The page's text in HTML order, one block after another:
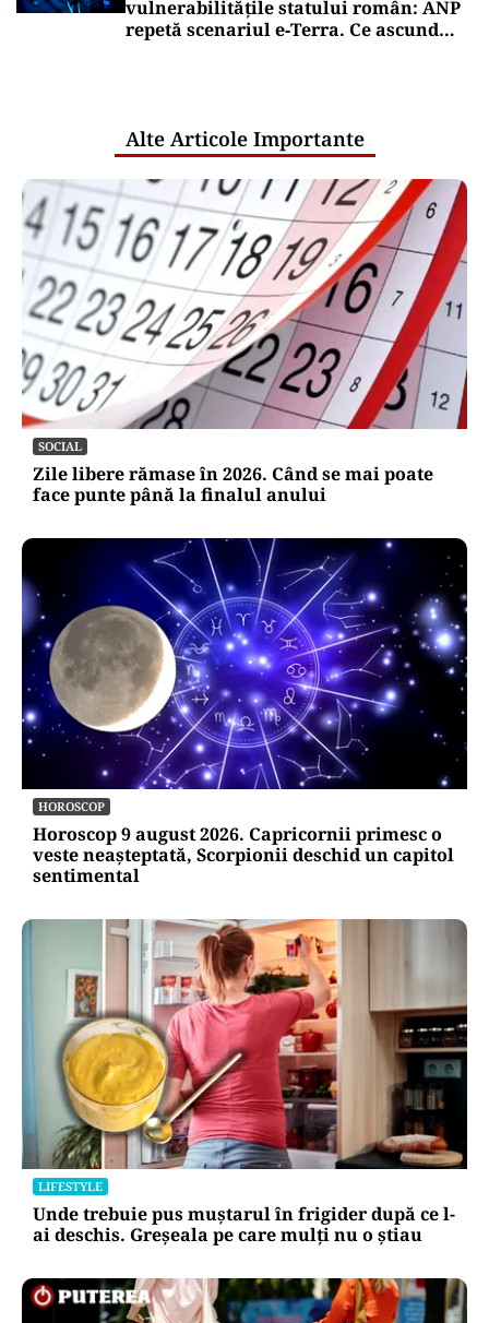
vulnerabilitățile statului român: ANP
repetă scenariul e‑Terra. Ce ascund
Alte Articole Importante
SOCIAL
Zile libere rămase în 2026. Când se mai poate
face punte până la finalul anului
HOROSCOP
Horoscop 9 august 2026. Capricornii primesc o
veste neașteptată, Scorpionii deschid un capitol
sentimental
LIFESTYLE
Unde trebuie pus muștarul în frigider după ce l-
ai deschis. Greșeala pe care mulți nu o știau